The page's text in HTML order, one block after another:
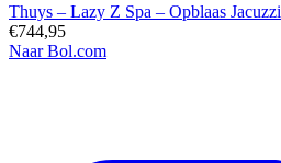
Thuys – Lazy Z Spa – Opblaas Jacuzzi
€744,95
Naar Bol.com